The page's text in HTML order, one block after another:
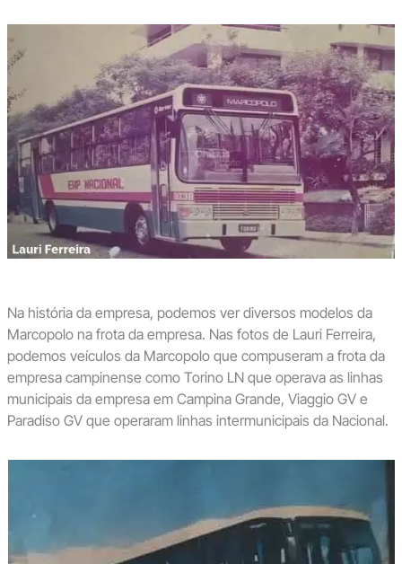
Na história da empresa, podemos ver diversos modelos da
Marcopolo na frota da empresa. Nas fotos de Lauri Ferreira,
podemos veículos da Marcopolo que compuseram a frota da
empresa campinense como Torino LN que operava as linhas
municipais da empresa em Campina Grande, Viaggio GV e
Paradiso GV que operaram linhas intermunicipais da Nacional.